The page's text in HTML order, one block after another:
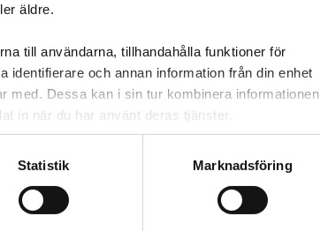
äldre.
till användarna, tillhandahålla funktioner för
och annan information från din enhet
med. Dessa kan i sin tur kombinera informationen
in när du har använt deras tjänster.
Statistik Marknadsföring
jul 2010